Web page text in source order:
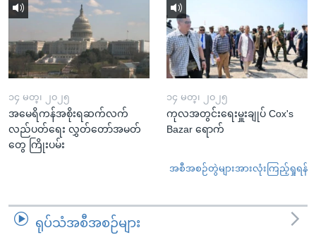
၁၄ မတ္၊ ၂၀၂၅
အမေရိကန်အစိုးရဆက်လက်
လည်ပတ်ရေး လွှတ်တော်အမတ်
တွေ ကြိုးပမ်း
၁၄ မတ္၊ ၂၀၂၅
ကုလအတွင်းရေးမှူးချုပ် Cox's
Bazar ရောက်
အစီအစဉ်တွဲများအားလုံးကြည့်ရှုရန်
ရုပ်သံအစီအစဉ်များ